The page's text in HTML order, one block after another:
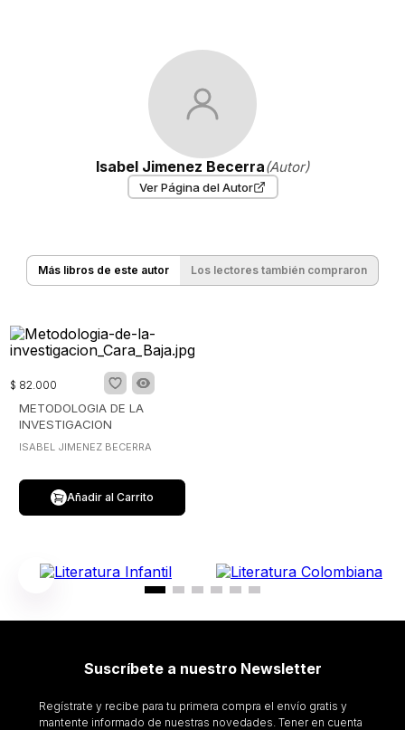
Isabel Jimenez Becerra(Autor)
Ver Página del Autor
Más libros de este autor Los lectores también compraron
$ 82.000
METODOLOGIA DE LA
INVESTIGACION
ISABEL JIMENEZ BECERRA
Añadir al Carrito
Suscríbete a nuestro Newsletter
Regístrate y recibe para tu primera compra el envío gratis y
mantente informado de nuestras novedades. Tener en cuenta